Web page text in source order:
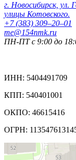
г. Новосибирск, ул.
улицы Котовского.
+7 (383) 309‒20‒01
me@154nmk.ru
ПН-ПТ с 9:00 до
ИНН: 5404491709
КПП: 540401001
ОКПО: 46615416
ОГРН: